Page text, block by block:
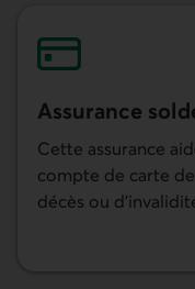
Assurance
Cette assurance
compte de carte
décès ou